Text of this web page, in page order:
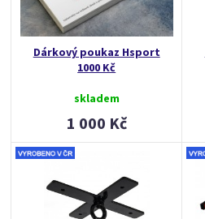
Dárkový poukaz Hsport
1000 Kč
skladem
1 000 Kč